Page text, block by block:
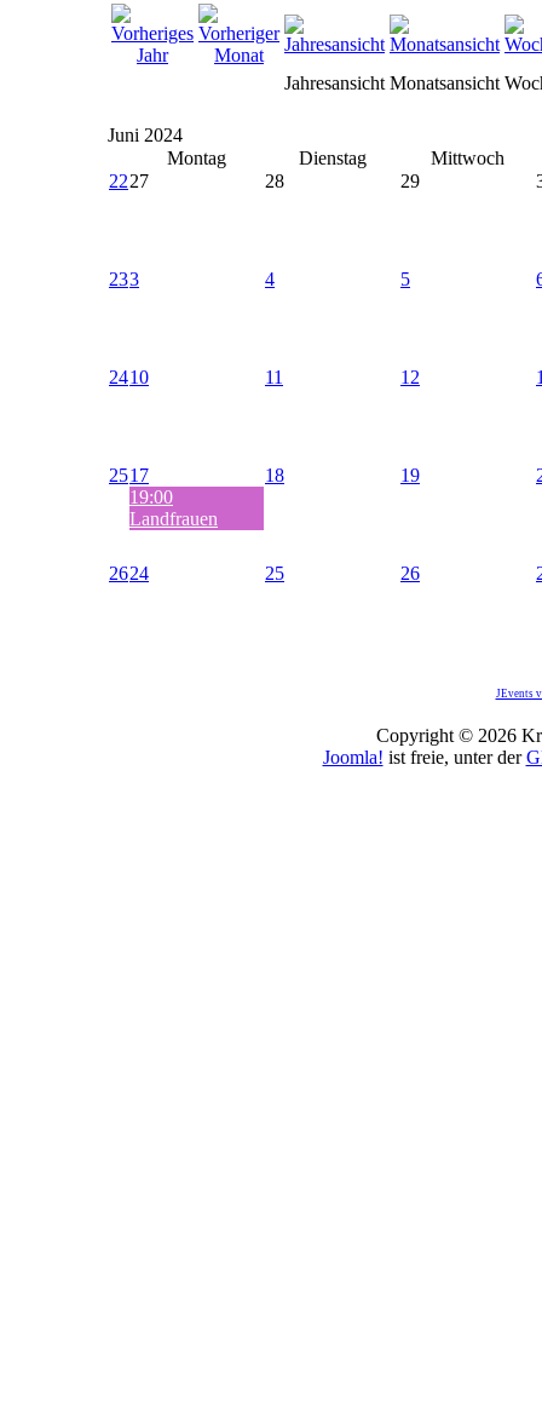
Jahresansicht Monatsansicht
Juni 2024
Montag
Dienstag
Mittwoch
2227 28 29
233 4 5
2410 11 12
2517
19:00
Landfrauen
18 19
2624 25 26
JEvents
Copyright © 2026
Joomla! ist freie, unter der